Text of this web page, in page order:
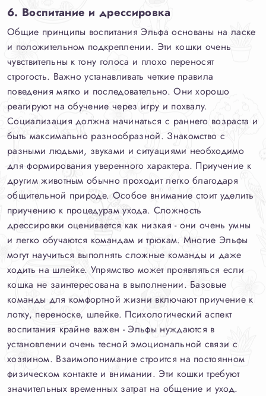
6. Воспитание и дрессировка
Общие принципы воспитания Эльфа основаны на ласке
и положительном подкреплении. Эти кошки очень
чувствительны к тону голоса и плохо переносят
строгость. Важно устанавливать четкие правила
поведения мягко и последовательно. Они хорошо
реагируют на обучение через игру и похвалу.
Социализация должна начинаться с раннего возраста и
быть максимально разнообразной. Знакомство с
разными людьми, звуками и ситуациями необходимо
для формирования уверенного характера. Приучение к
другим животным обычно проходит легко благодаря
общительной природе. Особое внимание стоит уделить
приучению к процедурам ухода. Сложность
дрессировки оценивается как низкая - они очень умны
и легко обучаются командам и трюкам. Многие Эльфы
могут научиться выполнять сложные команды и даже
ходить на шлейке. Упрямство может проявляться если
кошка не заинтересована в выполнении. Базовые
команды для комфортной жизни включают приучение к
лотку, переноске, шлейке. Психологический аспект
воспитания крайне важен - Эльфы нуждаются в
установлении очень тесной эмоциональной связи с
хозяином. Взаимопонимание строится на постоянном
физическом контакте и внимании. Эти кошки требуют
значительных временных затрат на общение и уход.